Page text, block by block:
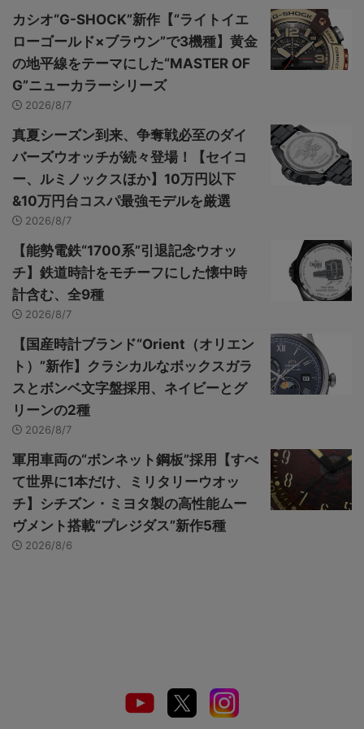
カシオ“G-SHOCK”新作【“ライトイエ
ローゴールド×ブラウン”で3機種】黄金
の地平線をテーマにした“MASTER OF
G”ニューカラーシリーズ
2026/8/7
真夏シーズン到来、争奪戦必至のダイ
バーズウオッチが続々登場！【セイコ
ー、ルミノックスほか】10万円以下
&10万円台コスパ最強モデルを厳選
2026/8/7
【能勢電鉄“1700系”引退記念ウオッ
チ】鉄道時計をモチーフにした懐中時
計含む、全9種
2026/8/7
【国産時計ブランド“Orient（オリエン
ト）”新作】クラシカルなボックスガラ
スとボンベ文字盤採用、ネイビーとグ
リーンの2種
2026/8/7
軍用車両の“ボンネット鋼板”採用【すべ
て世界に1本だけ、ミリタリーウオッ
チ】シチズン・ミヨタ製の高性能ムー
ヴメント搭載“プレジダス”新作5種
2026/8/6